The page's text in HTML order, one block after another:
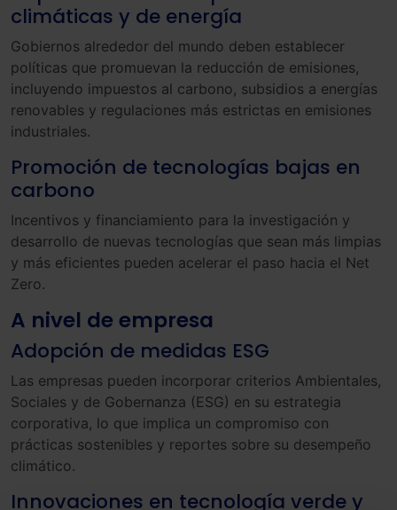
climáticas y de energía
Gobiernos alrededor del mundo deben establecer
políticas que promuevan la reducción de emisiones,
incluyendo impuestos al carbono, subsidios a energías
renovables y regulaciones más estrictas en emisiones
industriales.
Promoción de tecnologías bajas en
carbono
Incentivos y financiamiento para la investigación y
desarrollo de nuevas tecnologías que sean más limpias
y más eficientes pueden acelerar el paso hacia el Net
Zero.
A nivel de empresa
Adopción de medidas ESG
Las empresas pueden incorporar criterios Ambientales,
Sociales y de Gobernanza (ESG) en su estrategia
corporativa, lo que implica un compromiso con
prácticas sostenibles y reportes sobre su desempeño
climático.
Innovaciones en tecnología verde y